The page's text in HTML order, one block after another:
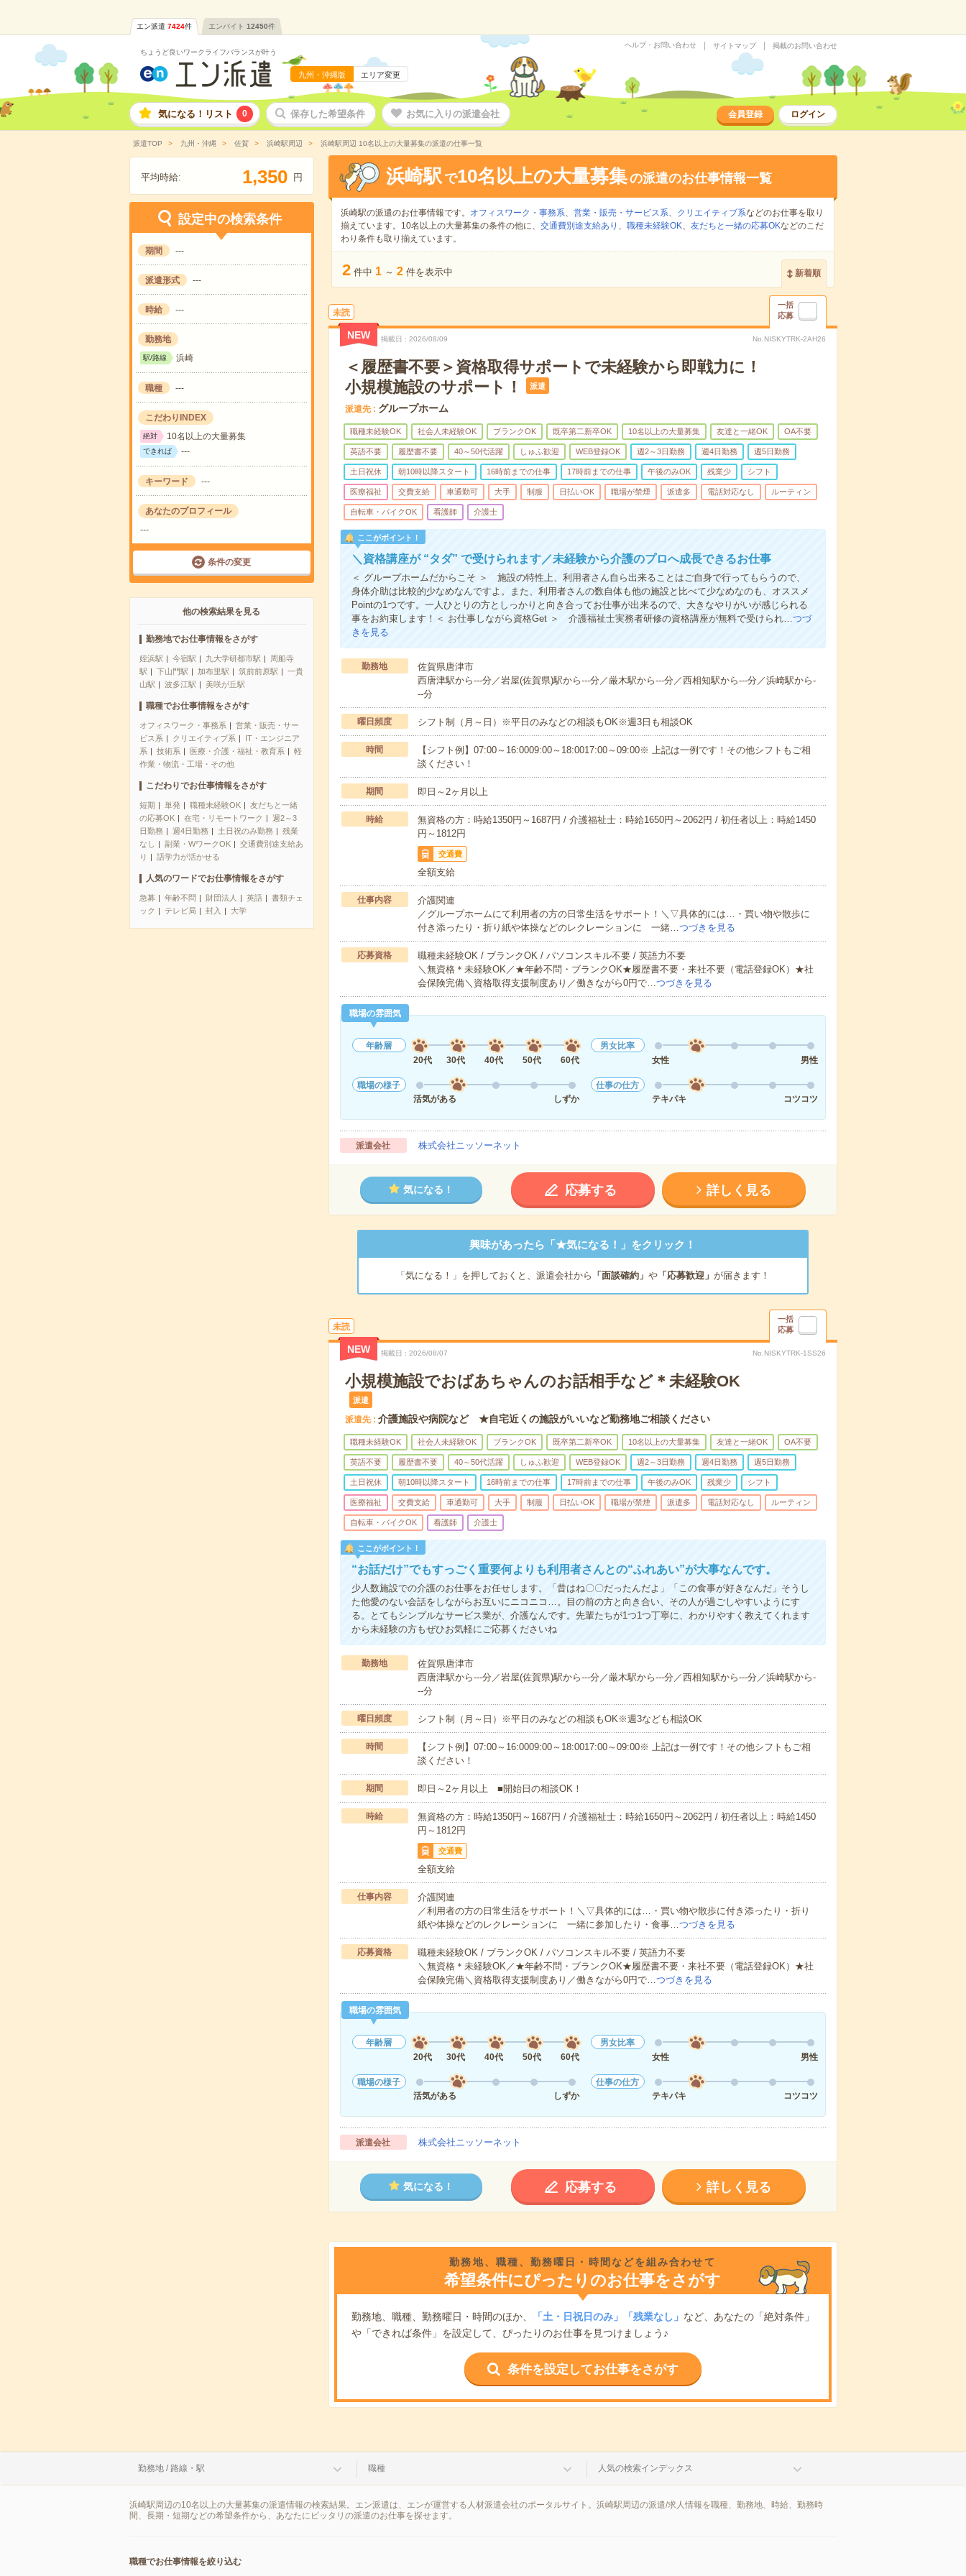
エン派遣 7424件 エンバイト 12450件
ちょうど良いワークライフバランスが叶う
九州・沖縄版 エリア変更
ヘルプ・お問い合わせ サイトマップ 掲載のお問い合わせ
気になる！リスト 0 保存した希望条件 お気に入りの派遣会社 会員登録 ログイン
派遣TOP 九州・沖縄 佐賀 浜崎駅周辺 浜崎駅周辺 10名以上の大量募集の派遣の仕事一覧
平均時給: 1,350 円
設定中の検索条件
期間 ---
派遣形式 ---
時給 ---
勤務地
駅/路線 浜崎
職種 ---
こだわりINDEX
絶対 10名以上の大量募集
できれば ---
キーワード ---
あなたのプロフィール
---
条件の変更
他の検索結果を見る
勤務地でお仕事情報をさがす
姪浜駅 今宿駅 九大学研都市駅
周船寺
駅
下山門駅 加布里駅 筑前前原駅
一貴
山駅
波多江駅 美咲が丘駅
職種でお仕事情報をさがす
オフィスワーク・事務系
営業・販売・サー
ビス系
クリエイティブ系
IT・エンジニア
系
技術系 医療・介護・福祉・教育系
軽
作業・物流・工場・その他
こだわりでお仕事情報をさがす
短期 単発 職種未経験OK
友だちと一緒
の応募OK
在宅・リモートワーク
週2～3
日勤務
週4日勤務 土日祝のみ勤務
残業
なし
副業・WワークOK
交通費別途支給あ
り
語学力が活かせる
人気のワードでお仕事情報をさがす
急募 年齢不問 財団法人 英語
書類チェ
ック
テレビ局 封入 大学
浜崎駅 で10名以上の大量募集の派遣のお仕事情報一覧
浜崎駅の派遣のお仕事情報です。 オフィスワーク・事務系、 営業・販売・サービス系、 クリエイティブ系などのお仕事を取り
揃えています。10名以上の大量募集の条件の他に、 交通費別途支給あり 、 職種未経験OK、 友だちと一緒の応募OKなどのこだ
わり条件も取り揃えています。
2 件中 1 ～ 2 件を表示中 新着順
未読
一括
応募
NEW 掲載日 2026/08/09 No.NISKYTRK-2AH26
＜履歴書不要＞資格取得サポートで未経験から即戦力に！
小規模施設のサポート！
派遣
派遣先 グループホーム
職種未経験OK 社会人未経験OK ブランクOK 既卒第二新卒OK 10名以上の大量募集 友達と一緒OK OA不要
英語不要 履歴書不要 40～50代活躍 しゅふ歓迎 WEB登録OK 週2～3日勤務 週4日勤務 週5日勤務
土日祝休 朝10時以降スタート 16時前までの仕事 17時前までの仕事 午後のみOK 残業少 シフト
医療福祉 交費支給 車通勤可 大手 制服 日払いOK 職場が禁煙 派遣多 電話対応なし ルーティン
自転車・バイクOK 看護師 介護士
ここがポイント！
＼資格講座が “タダ” で受けられます／未経験から介護のプロへ成長できるお仕事
＜ グループホームだからこそ ＞ 施設の特性上、利用者さん自ら出来ることはご自身で行ってもらうので、
身体介助は比較的少なめなんですよ。また、利用者さんの数自体も他の施設と比べて少なめなのも、オススメ
Pointの1つです。一人ひとりの方としっかりと向き合ってお仕事が出来るので、大きなやりがいが感じられる
事をお約束します！＜ お仕事しながら資格Get ＞ 介護福祉士実務者研修の資格講座が無料で受けられ…つづ
きを見る
勤務地
佐賀県唐津市
西唐津駅から---分／岩屋(佐賀県)駅から---分／厳木駅から---分／西相知駅から---分／浜崎駅から-
--分
曜日頻度 シフト制（月～日）※平日のみなどの相談もOK※週3日も相談OK
時間
【シフト例】07:00～16:0009:00～18:0017:00～09:00※ 上記は一例です！その他シフトもご相
談ください！
期間 即日～2ヶ月以上
時給
無資格の方：時給1350円～1687円 / 介護福祉士：時給1650円～2062円 / 初任者以上：時給1450
円～1812円
交通費
全額支給
仕事内容
介護関連
／グループホームにて利用者の方の日常生活をサポート！＼▽具体的には…・買い物や散歩に
付き添ったり・折り紙や体操などのレクレーションに 一緒…つづきを見る
応募資格
職種未経験OK / ブランクOK / パソコンスキル不要 / 英語力不要
＼無資格＊未経験OK／★年齢不問・ブランクOK★履歴書不要・来社不要（電話登録OK）★社
会保険完備＼資格取得支援制度あり／働きながら0円で…つづきを見る
職場の雰囲気
年齢層
20代
30代 40代 50代 60代
男女比率
女性
男性
職場の様子
活気がある
しずか
仕事の仕方
テキパキ
コツコツ
派遣会社 株式会社ニッソーネット
気になる！ 応募する 詳しく見る
興味があったら「★気になる！」をクリック！
「気になる！」を押しておくと、派遣会社から 「面談確約」 や「応募歓迎」 が届きます！
未読
一括
応募
NEW 掲載日 2026/08/07 No.NISKYTRK-1SS26
小規模施設でおばあちゃんのお話相手など＊未経験OK
派遣
派遣先 介護施設や病院など ★自宅近くの施設がいいなど勤務地ご相談ください
職種未経験OK 社会人未経験OK ブランクOK 既卒第二新卒OK 10名以上の大量募集 友達と一緒OK OA不要
英語不要 履歴書不要 40～50代活躍 しゅふ歓迎 WEB登録OK 週2～3日勤務 週4日勤務 週5日勤務
土日祝休 朝10時以降スタート 16時前までの仕事 17時前までの仕事 午後のみOK 残業少 シフト
医療福祉 交費支給 車通勤可 大手 制服 日払いOK 職場が禁煙 派遣多 電話対応なし ルーティン
自転車・バイクOK 看護師 介護士
ここがポイント！
“お話だけ”でもすっごく重要何よりも利用者さんとの“ふれあい”が大事なんです。
少人数施設での介護のお仕事をお任せします。「昔はね〇〇だったんだよ」「この食事が好きなんだ」そうし
た他愛のない会話をしながらお互いにニコニコ…。目の前の方と向き合い、その人が過ごしやすいようにす
る。とてもシンプルなサービス業が、介護なんです。先輩たちが1つ1つ丁寧に、わかりやすく教えてくれます
から未経験の方もぜひお気軽にご応募くださいね
勤務地
佐賀県唐津市
西唐津駅から---分／岩屋(佐賀県)駅から---分／厳木駅から---分／西相知駅から---分／浜崎駅から-
--分
曜日頻度 シフト制（月～日）※平日のみなどの相談もOK※週3なども相談OK
時間
【シフト例】07:00～16:0009:00～18:0017:00～09:00※ 上記は一例です！その他シフトもご相
談ください！
期間 即日～2ヶ月以上 ■開始日の相談OK！
時給
無資格の方：時給1350円～1687円 / 介護福祉士：時給1650円～2062円 / 初任者以上：時給1450
円～1812円
交通費
全額支給
仕事内容
介護関連
／利用者の方の日常生活をサポート！＼▽具体的には…・買い物や散歩に付き添ったり・折り
紙や体操などのレクレーションに 一緒に参加したり・食事…つづきを見る
応募資格
職種未経験OK / ブランクOK / パソコンスキル不要 / 英語力不要
＼無資格＊未経験OK／★年齢不問・ブランクOK★履歴書不要・来社不要（電話登録OK）★社
会保険完備＼資格取得支援制度あり／働きながら0円で…つづきを見る
職場の雰囲気
年齢層
20代
30代 40代 50代 60代
男女比率
女性
男性
職場の様子
活気がある
しずか
仕事の仕方
テキパキ
コツコツ
派遣会社 株式会社ニッソーネット
気になる！ 応募する 詳しく見る
勤務地、職種、勤務曜日・時間などを組み合わせて
希望条件にぴったりのお仕事をさがす
勤務地、職種、勤務曜日・時間のほか、 「土・日祝日のみ」「残業なし」 など、あなたの「絶対条件」
や「できれば条件」を設定して、ぴったりのお仕事を見つけましょう♪
条件を設定してお仕事をさがす
勤務地 / 路線・駅 職種 人気の検索インデックス
浜崎駅周辺の10名以上の大量募集の派遣情報の検索結果。エン派遣は、エンが運営する人材派遣会社のポータルサイト。浜崎駅周辺の派遣/求人情報を職種、勤務地、時給、勤務時
間、長期・短期などの希望条件から、あなたにピッタリの派遣のお仕事を探せます。
職種でお仕事情報を絞り込む